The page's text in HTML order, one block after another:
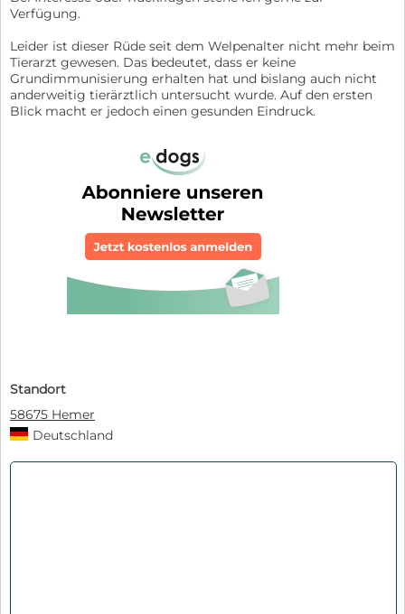
Verfügung.
Leider ist dieser Rüde seit dem Welpenalter nicht mehr beim
Tierarzt gewesen. Das bedeutet, dass er keine
Grundimmunisierung erhalten hat und bislang auch nicht
anderweitig tierärztlich untersucht wurde. Auf den ersten
Blick macht er jedoch einen gesunden Eindruck.
Standort
58675 Hemer
Deutschland